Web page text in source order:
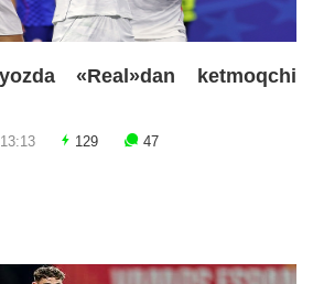
«Real»dan ketmoqchi
129 47